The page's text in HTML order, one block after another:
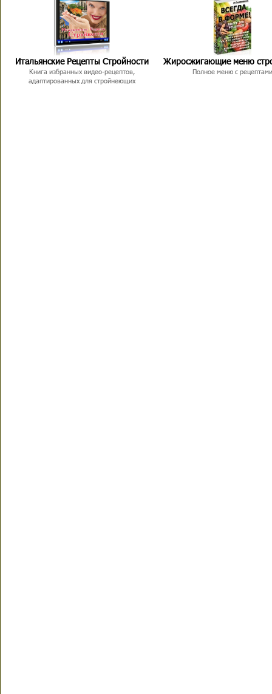
Итальянские Рецепты Стройности
Книга избранных видео-рецептов,
адаптированных для стройнеющих
Жиросжигающие меню
Полное меню с рецептами